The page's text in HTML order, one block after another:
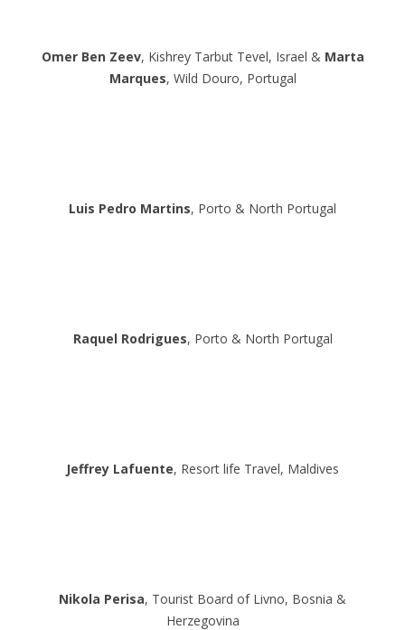
Omer Ben Zeev, Kishrey Tarbut Tevel, Israel & Marta
Marques, Wild Douro, Portugal
Luis Pedro Martins, Porto & North Portugal
Raquel Rodrigues, Porto & North Portugal
Jeffrey Lafuente, Resort life Travel, Maldives
Nikola Perisa, Tourist Board of Livno, Bosnia &
Herzegovina